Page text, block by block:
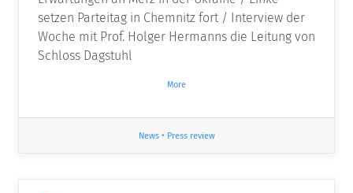
setzen Parteitag in Chemnitz fort / Interview der
Woche mit Prof. Holger Hermanns die Leitung von
Schloss Dagstuhl
More
News• Press review